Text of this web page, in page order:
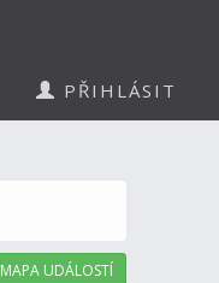
PŘIHLÁSIT
MAPA UDÁLOSTÍ